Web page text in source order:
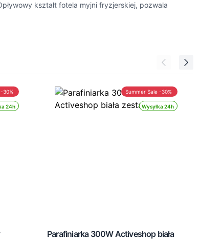
kształt fotela myjni fryzjerskiej, pozwala
24h
30%
Wysyłka 24h
Summer Sale -30%
Parafiniarka 300W Activeshop biała